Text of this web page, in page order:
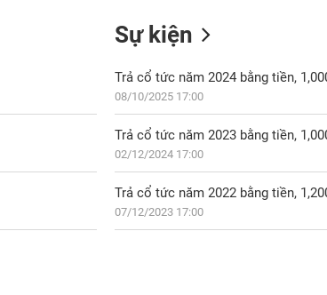
Sự kiện
Trả cổ tức năm 2024 bằng tiền,
08/10/2025 17:00
Trả cổ tức năm 2023 bằng tiền,
02/12/2024 17:00
Trả cổ tức năm 2022 bằng tiền,
07/12/2023 17:00